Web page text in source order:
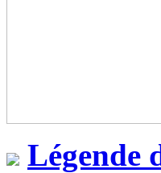
Légende